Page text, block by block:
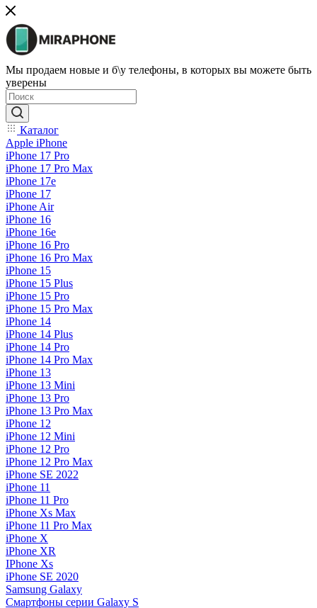
Мы продаем новые и б\у телефоны, в которых вы можете быть
уверены
Каталог
Apple iPhone
iPhone 17 Pro
iPhone 17 Pro Max
iPhone 17e
iPhone 17
iPhone Air
iPhone 16
iPhone 16e
iPhone 16 Pro
iPhone 16 Pro Max
iPhone 15
iPhone 15 Plus
iPhone 15 Pro
iPhone 15 Pro Max
iPhone 14
iPhone 14 Plus
iPhone 14 Pro
iPhone 14 Pro Max
iPhone 13
iPhone 13 Mini
iPhone 13 Pro
iPhone 13 Pro Max
iPhone 12
iPhone 12 Mini
iPhone 12 Pro
iPhone 12 Pro Max
iPhone SE 2022
iPhone 11
iPhone 11 Pro
iPhone Xs Max
iPhone 11 Pro Max
iPhone X
iPhone XR
IPhone Xs
iPhone SE 2020
Samsung Galaxy
Смартфоны серии Galaxy S